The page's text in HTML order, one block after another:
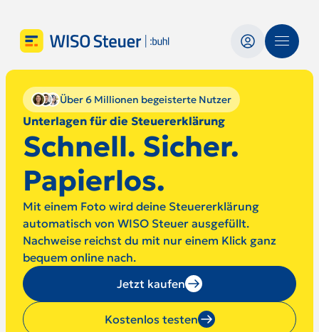
Über 6 Millionen begeisterte Nutzer
Unterlagen für die Steuererklärung
Schnell. Sicher.
Papierlos.
Mit einem Foto wird deine Steuererklärung
automatisch von WISO Steuer ausgefüllt.
Nachweise reichst du mit nur einem Klick ganz
bequem online nach.
Jetzt kaufen
Kostenlos testen